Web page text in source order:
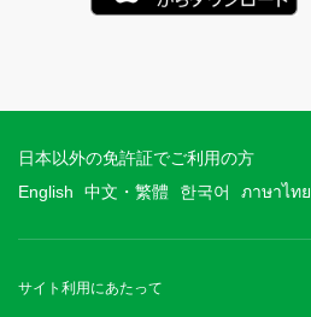
日本以外の免許証でご利用の方
English
中文・繁體 한국어 ภาษาไทย
サイト利用にあたって